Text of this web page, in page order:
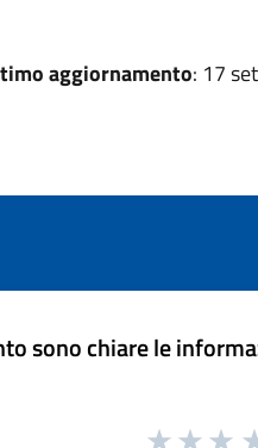
aggiornamento: 17
sono chiare le